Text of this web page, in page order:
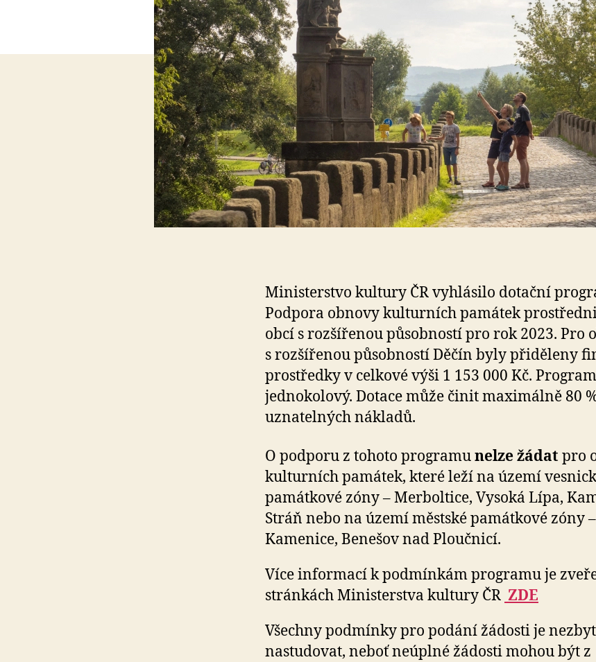
Ministerstvo kultury ČR vyhlásilo dotační
Podpora obnovy kulturních památek
obcí s rozšířenou působností pro rok 2023. Pro
s rozšířenou působností Děčín byly přiděleny
prostředky v celkové výši 1 153 000 Kč.
jednokolový. Dotace může činit maximálně 80
uznatelných nákladů.
O podporu z tohoto programunelze žádat pro
kulturních památek, které leží na území
památkové zóny – Merboltice, Vysoká Lípa,
Stráň nebo na území městské památkové zóny –
Kamenice, Benešov nad Ploučnicí.
Více informací k podmínkám programu je
stránkách Ministerstva kultury ČR ZDE
Všechny podmínky pro podání žádosti je
nastudovat, neboť neúplné žádosti mohou být z